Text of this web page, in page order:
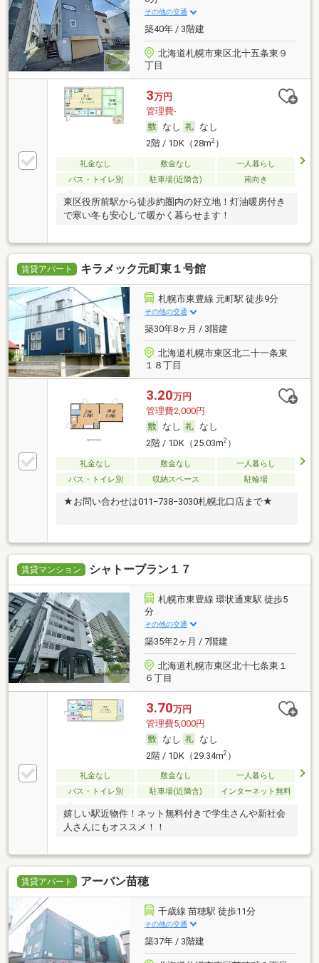
その他の交通
築40年 / 3階建
北海道札幌市東区北十五条東９
丁目
3万円
管理費-
なし
なし
2階 / 1DK（28m2）
礼金なし 敷金なし
一人暮らし
バス・トイレ別
駐車場(近隣含) 南向き
東区役所前駅から徒歩約圏内の好立地！灯油暖房付き
で寒い冬も安心して暖かく暮らせます！
賃貸アパート キラメック元町東１号館
札幌市東豊線 元町駅 徒歩9分
その他の交通
築30年8ヶ月 / 3階建
北海道札幌市東区北二十一条東
１８丁目
3.20万円
管理費2,000円
なし
なし
2階 / 1DK（25.03m2）
礼金なし 敷金なし
一人暮らし
バス・トイレ別
収納スペース 駐輪場
★お問い合わせは011−738−3030札幌北口店まで★
賃貸マンション シャトーブラン１７
札幌市東豊線 環状通東駅 徒歩5
分
その他の交通
築35年2ヶ月 / 7階建
北海道札幌市東区北十七条東１
６丁目
3.70万円
管理費5,000円
なし
なし
2階 / 1DK（29.34m2）
礼金なし 敷金なし
一人暮らし
バス・トイレ別
駐車場(近隣含) インターネット無料
嬉しい駅近物件！ネット無料付きで学生さんや新社会
人さんにもオススメ！！
賃貸アパート アーバン苗穂
千歳線 苗穂駅 徒歩11分
その他の交通
築37年 / 3階建